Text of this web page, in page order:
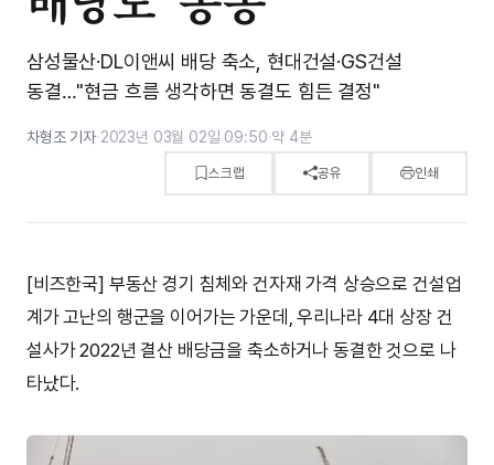
삼성물산·DL이앤씨 배당 축소, 현대건설·GS건설
동결…"현금 흐름 생각하면 동결도 힘든 결정"
차형조 기자·2023년 03월 02일 09:50·약 4분
스크랩 공유 인쇄
[비즈한국] 부동산 경기 침체와 건자재 가격 상승으로 건설업
계가 고난의 행군을 이어가는 가운데, 우리나라 4대 상장 건
설사가 2022년 결산 배당금을 축소하거나 동결한 것으로 나
타났다.